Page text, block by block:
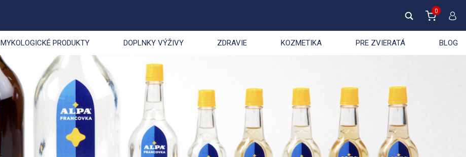
0
MYKOLOGICKÉ PRODUKTY DOPLNKY VÝŽIVY ZDRAVIE KOZMETIKA PRE ZVIERATÁ BLOG